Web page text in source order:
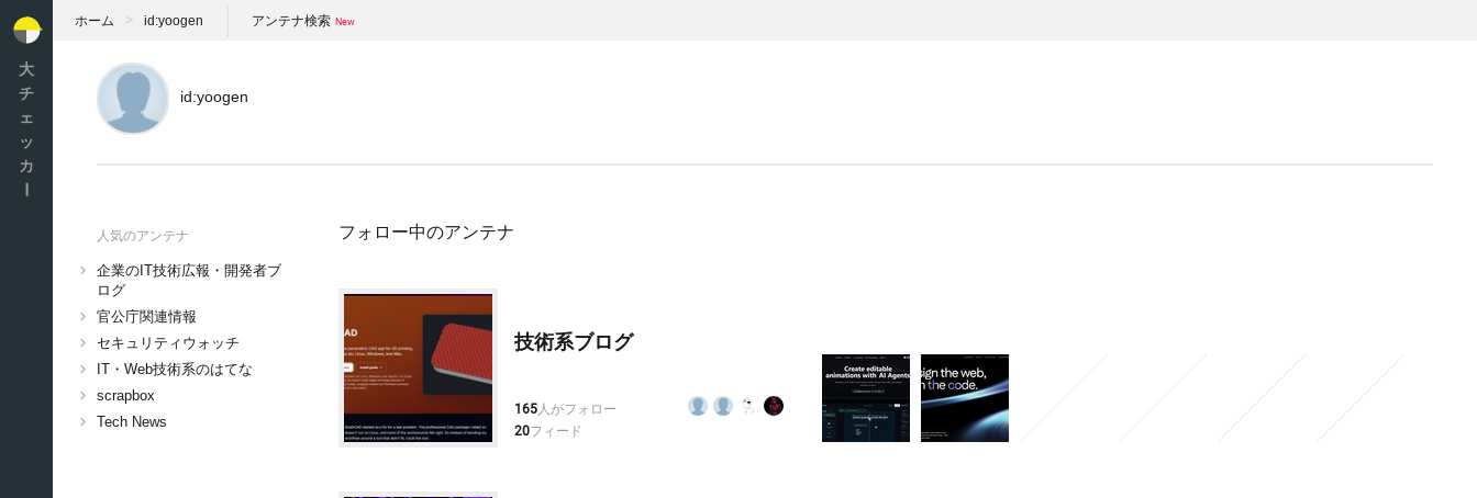
大
チ
ェ
ッ
カ
ホーム id:yoogen アンテナ検索
id:yoogen
人気のアンテナ
企業のIT技術広報・開発者ブ
ログ
官公庁関連情報
セキュリティウォッチ
IT・Web技術系のはてな
scrapbox
Tech News
フォロー中のアンテナ
技術系ブログ
165人がフォロー
20フィード